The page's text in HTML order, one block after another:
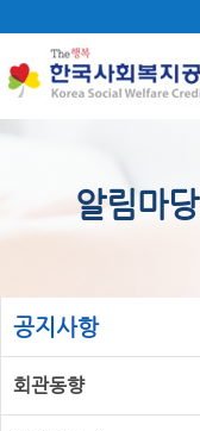
알림마당
공지사항
회관동향